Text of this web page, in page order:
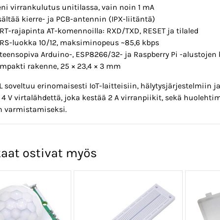
virrankulutus unitilassa, vain noin 1 mA
kierre- ja PCB-antennin (IPX-liitäntä)
rajapinta AT-komennoilla: RXD/TXD, RESET ja tilaled
luokka 10/12, maksiminopeus ~85,6 kbps
Arduino-, ESP8266/32- ja Raspberry Pi -alustojen
rakenne, 25 × 23,4 × 3 mm
soveltuu erinomaisesti IoT-laitteisiin, hälytysjärjestelmiin
V virtalähdettä, joka kestää 2 A virranpiikit, sekä
varmistamiseksi.
ostivat myös